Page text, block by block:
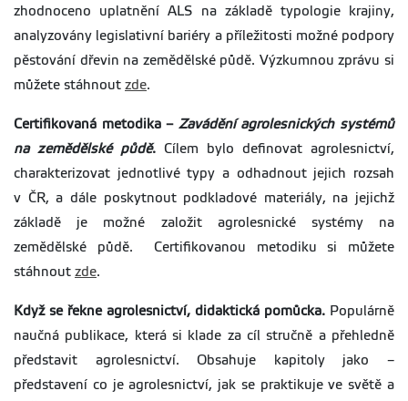
zhodnoceno uplatnění ALS na základě typologie krajiny,
analyzovány legislativní bariéry a příležitosti možné podpory
pěstování dřevin na zemědělské půdě. Výzkumnou zprávu si
můžete stáhnout zde.
Certifikovaná metodika – Zavádění agrolesnických systémů
na zemědělské půdě. Cílem bylo definovat agrolesnictví,
charakterizovat jednotlivé typy a odhadnout jejich rozsah
v ČR, a dále poskytnout podkladové materiály, na jejichž
základě je možné založit agrolesnické systémy na
zemědělské půdě. Certifikovanou metodiku si můžete
stáhnout zde.
Když se řekne agrolesnictví, didaktická pomůcka. Populárně
naučná publikace, která si klade za cíl stručně a přehledně
představit agrolesnictví. Obsahuje kapitoly jako –
představení co je agrolesnictví, jak se praktikuje ve světě a